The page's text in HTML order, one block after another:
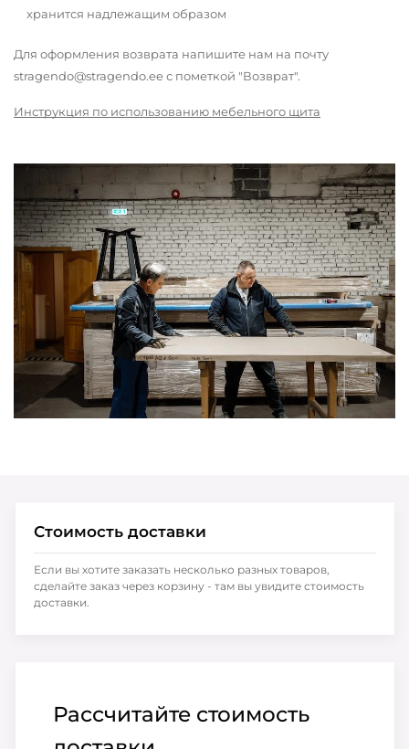
хранится надлежащим образом
Для оформления возврата напишите нам на почту
stragendo@stragendo.ee с пометкой "Возврат".
Инструкция по использованию мебельного щита
Рассчитайте стоимость
Стоимость доставки
Если вы хотите заказать несколько разных товаров,
сделайте заказ через корзину - там вы увидите стоимость
доставки.